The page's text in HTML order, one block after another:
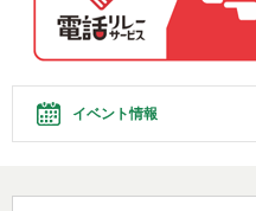
イベント情報